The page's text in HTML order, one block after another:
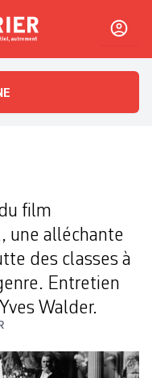
L'essentiel, autrement
film
une alléchante
des classes à
Entretien
Walder.